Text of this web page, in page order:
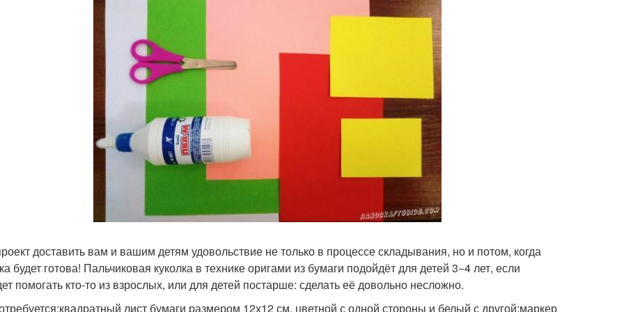
доставить вам и вашим детям удовольствие не только в процессе складывания, но и потом, когда
будет готова! Пальчиковая куколка в технике оригами из бумаги подойдёт для детей 3−4 лет, если
помогать кто-то из взрослых, или для детей постарше: сделать её довольно несложно.
лист бумаги размером 12х12 см, цветной с одной стороны и белый с другой;маркер